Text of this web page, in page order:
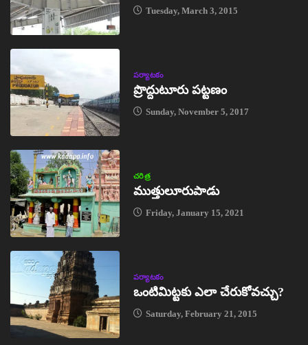
Tuesday, March 3, 2015
పర్యాటకం
ప్రొద్దుటూరు పట్టణం
Sunday, November 5, 2017
చరిత్ర
ముత్తులూరుపాడు
Friday, January 15, 2021
పర్యాటకం
ఒంటిమిట్టకు ఎలా చేరుకోవచ్చు?
Saturday, February 21, 2015